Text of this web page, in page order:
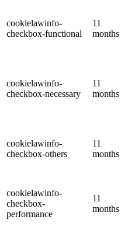
cookielawinfo-
checkbox-functional
11
months
cookielawinfo-
checkbox-necessary
11
months
cookielawinfo-
checkbox-others
11
months
cookielawinfo-
checkbox-
performance
11
months